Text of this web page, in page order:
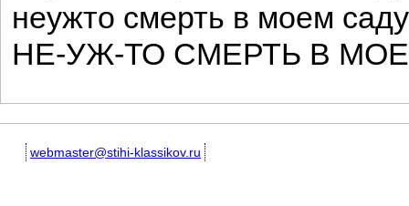
неужто смерть в моем
НЕ-УЖ-ТО СМЕРТЬ В
webmaster@stihi-klassikov.ru